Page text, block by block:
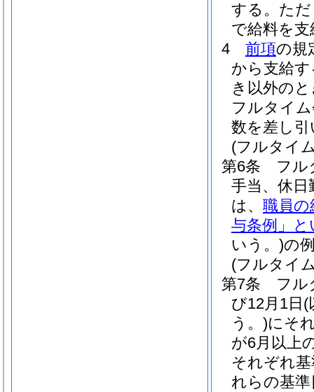
する。 た
で給料を
4
前項の規
から支給
き以外の
フルタイ
数を差し
(フルタイ
第6条
フル
手当、休日
は、 職員の
与条例」と
いう。)の
(フルタイ
第7条
フル
び12月1日 (
う。)にそ
が6月以上
それぞれ
れらの基